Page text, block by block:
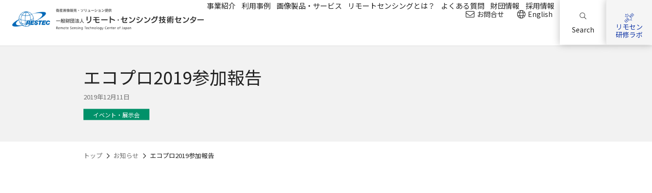
お問合せ English
事業紹介 利用事例 画像製品・サービス リモートセンシングとは？ よくある質問 財団情報 採用情報
Search
リモセン
研修ラボ
エコプロ2019参加報告
2019年12月11日
イベント・展示会
トップ お知らせ エコプロ2019参加報告